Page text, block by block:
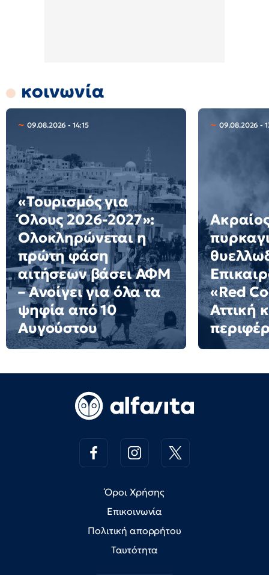
κοινωνία
09.08.2026 - 14:15
«Τουρισμός για
Όλους 2026-2027»:
Ολοκληρώνεται η
πρώτη φάση
αιτήσεων βάσει ΑΦΜ
– Ανοίγει για όλα τα
ψηφία από 10
Αυγούστου
09.08.2026 -
«Red
Αττική
Όροι Χρήσης
Επικοινωνία
Πολιτική απορρήτου
Ταυτότητα